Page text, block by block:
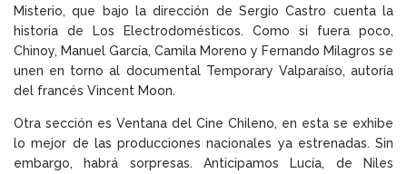
Misterio, que bajo la dirección de Sergio Castro cuenta la
historia de Los Electrodomésticos. Como si fuera poco,
Chinoy, Manuel García, Camila Moreno y Fernando Milagros se
unen en torno al documental Temporary Valparaíso, autoría
del francés Vincent Moon.
Otra sección es Ventana del Cine Chileno, en esta se exhibe
lo mejor de las producciones nacionales ya estrenadas. Sin
embargo, habrá sorpresas. Anticipamos Lucía, de Niles